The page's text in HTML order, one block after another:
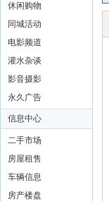
港
休闲购物
同城活动
电影频道
灌水杂谈
影音摄影
永久广告
信息中心
二手市场
房屋租售
车辆信息
房产楼盘